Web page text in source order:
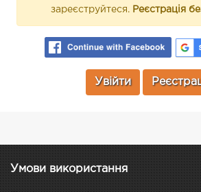
зареєструйтеся. Реєстрація
Увійти
Умови використання